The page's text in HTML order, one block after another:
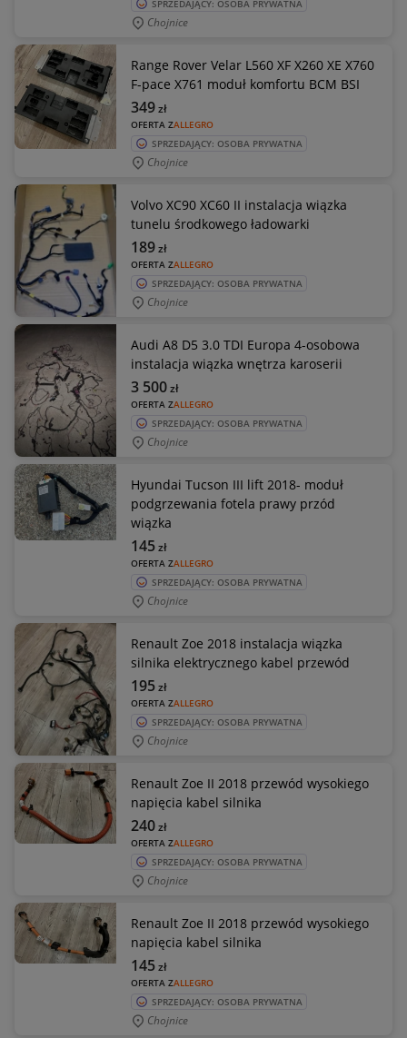
SPRZEDAJĄCY: OSOBA PRYWATNA
Chojnice
Range Rover Velar L560 XF X260 XE X760
F-pace X761 moduł komfortu BCM BSI
OFERTA ZALLEGRO
349zł
SPRZEDAJĄCY: OSOBA PRYWATNA
Chojnice
Volvo XC90 XC60 II instalacja wiązka
tunelu środkowego ładowarki
OFERTA ZALLEGRO
189zł
SPRZEDAJĄCY: OSOBA PRYWATNA
Chojnice
Audi A8 D5 3.0 TDI Europa 4-osobowa
instalacja wiązka wnętrza karoserii
OFERTA ZALLEGRO
3 500zł
SPRZEDAJĄCY: OSOBA PRYWATNA
Chojnice
Hyundai Tucson III lift 2018- moduł
podgrzewania fotela prawy przód
wiązka
OFERTA ZALLEGRO
145zł
SPRZEDAJĄCY: OSOBA PRYWATNA
Chojnice
Renault Zoe 2018 instalacja wiązka
silnika elektrycznego kabel przewód
OFERTA ZALLEGRO
195zł
SPRZEDAJĄCY: OSOBA PRYWATNA
Chojnice
Renault Zoe II 2018 przewód wysokiego
napięcia kabel silnika
OFERTA ZALLEGRO
240zł
SPRZEDAJĄCY: OSOBA PRYWATNA
Chojnice
Renault Zoe II 2018 przewód wysokiego
napięcia kabel silnika
OFERTA ZALLEGRO
145zł
SPRZEDAJĄCY: OSOBA PRYWATNA
Chojnice